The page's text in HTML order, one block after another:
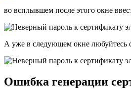
во всплывшем после этого окне
А уже в следующем окне любуйтесь
Ошибка генерации